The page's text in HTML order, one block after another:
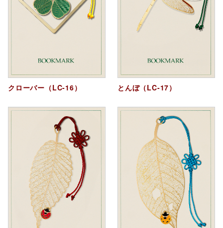
クローバー（LC-16） とんぼ（LC-17）